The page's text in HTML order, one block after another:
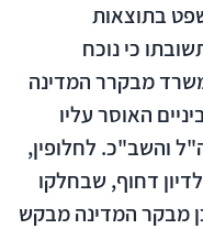
בתוצאות
כי נוכח
מבקרר המדינה
האוסר עליו
והשב"כ. לחלופין,
דחוף, שבחלקו
מבקר המדינה מבקש